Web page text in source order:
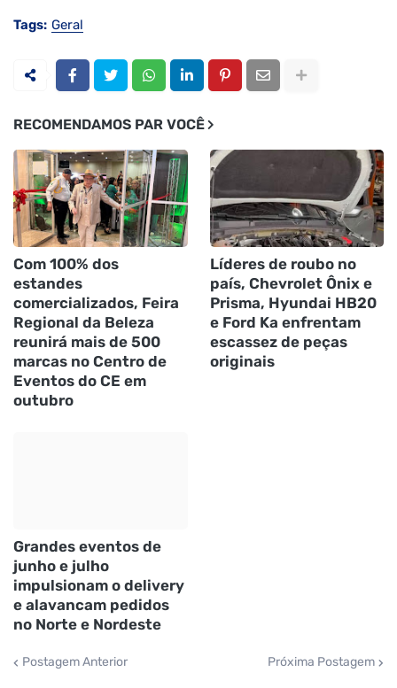
Tags: Geral
RECOMENDAMOS PAR VOCÊ
Com 100% dos
estandes
comercializados, Feira
Regional da Beleza
reunirá mais de 500
marcas no Centro de
Eventos do CE em
outubro
Líderes de roubo no
país, Chevrolet Ônix e
Prisma, Hyundai HB20
e Ford Ka enfrentam
escassez de peças
originais
Grandes eventos de
junho e julho
impulsionam o delivery
e alavancam pedidos
no Norte e Nordeste
Postagem Anterior Próxima Postagem